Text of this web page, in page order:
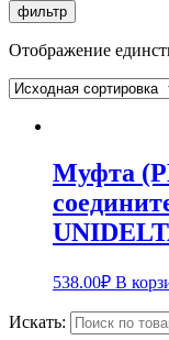
фильтр
Отображение
Муфта
538.00₽ В
Искать: